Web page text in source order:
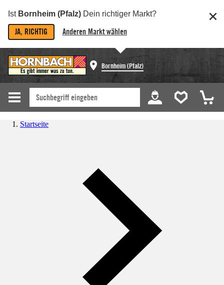
Ist Bornheim (Pfalz) Dein richtiger Markt?
JA, RICHTIG Anderen Markt wählen
Bornheim (Pfalz)
Startseite